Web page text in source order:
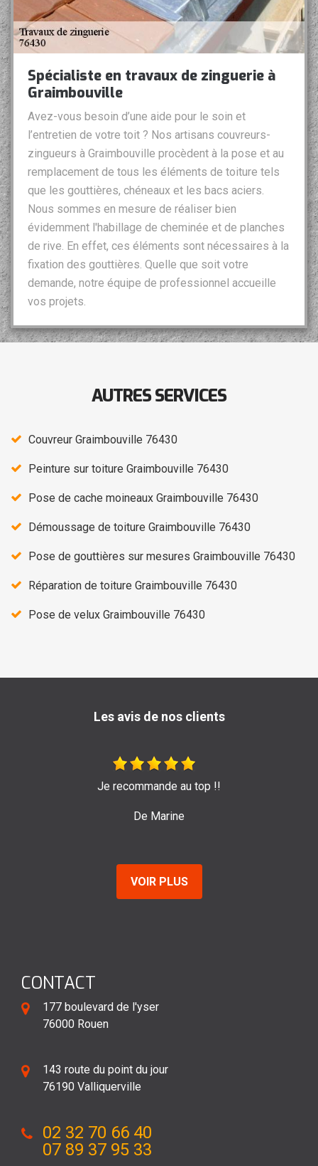
Spécialiste en travaux de zinguerie à
Graimbouville
Avez-vous besoin d’une aide pour le soin et
l’entretien de votre toit ? Nos artisans couvreurs-
zingueurs à Graimbouville procèdent à la pose et au
remplacement de tous les éléments de toiture tels
que les gouttières, chéneaux et les bacs aciers.
Nous sommes en mesure de réaliser bien
évidemment l'habillage de cheminée et de planches
de rive. En effet, ces éléments sont nécessaires à la
fixation des gouttières. Quelle que soit votre
demande, notre équipe de professionnel accueille
vos projets.
AUTRES SERVICES
Couvreur Graimbouville 76430
Peinture sur toiture Graimbouville 76430
Pose de cache moineaux Graimbouville 76430
Démoussage de toiture Graimbouville 76430
Pose de gouttières sur mesures Graimbouville 76430
Réparation de toiture Graimbouville 76430
Pose de velux Graimbouville 76430
Les avis de nos clients
Très bon travail de l'entreprise
VOIR PLUS
CONTACT
177 boulevard de l'yser
76000 Rouen
143 route du point du jour
76190 Valliquerville
02 32 70 66 40
07 89 37 95 33